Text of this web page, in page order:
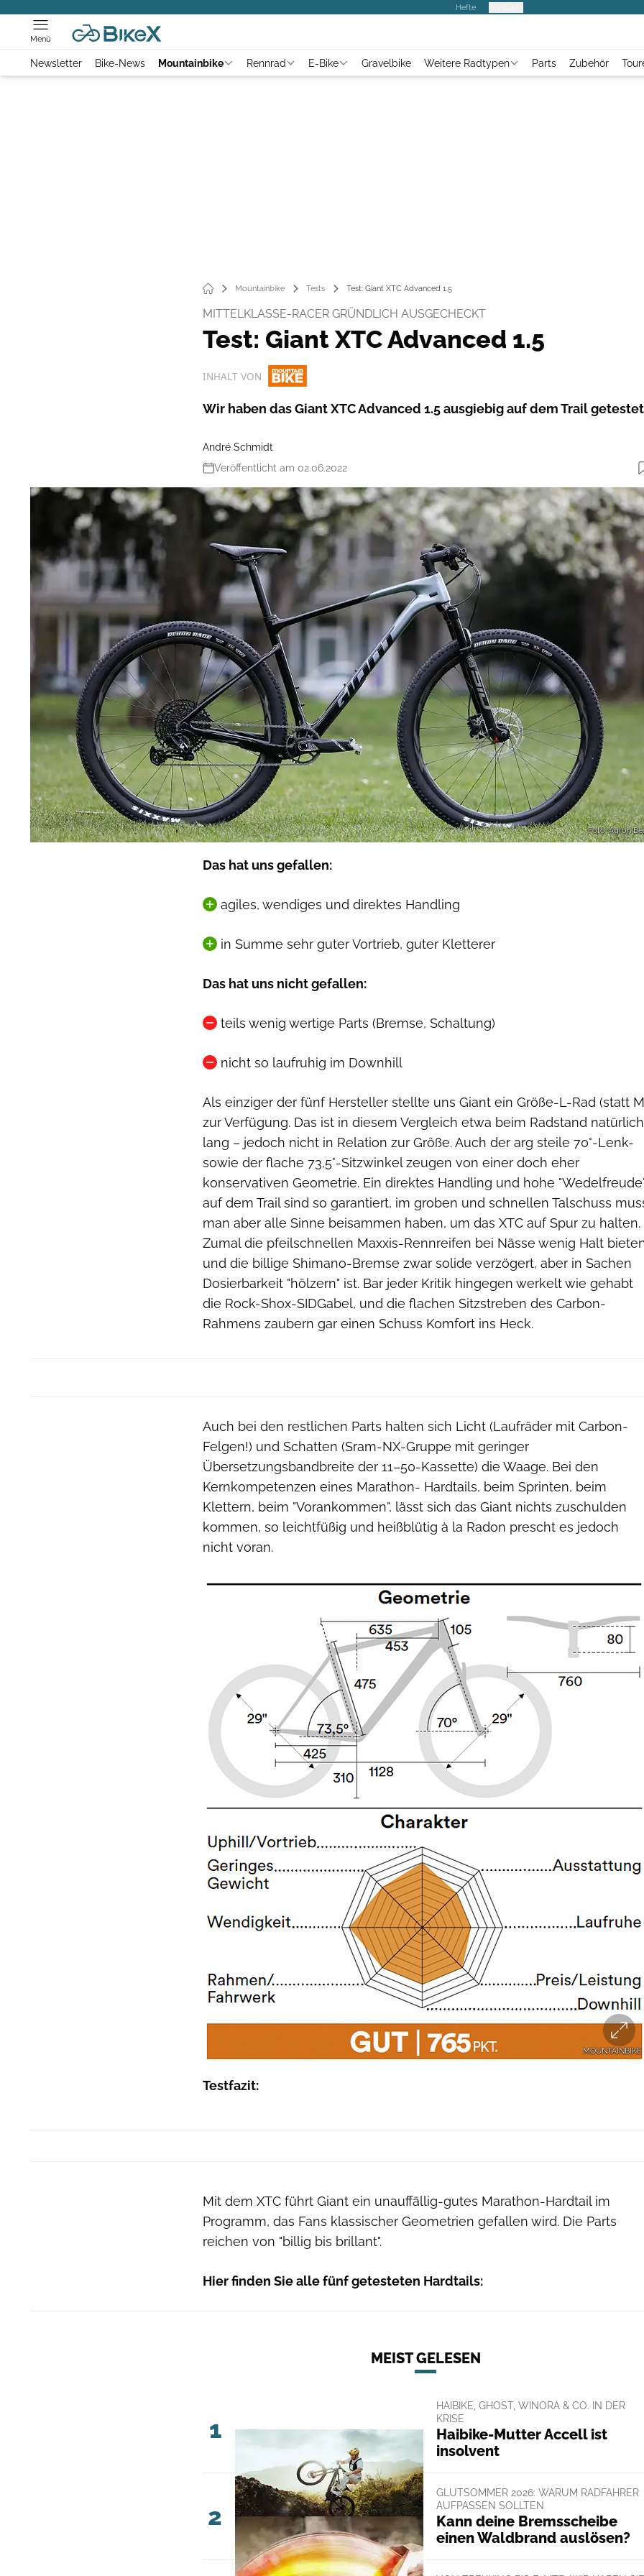
Hefte
Menü
Newsletter Bike-News Mountainbike Rennrad E-Bike Gravelbike Weitere Radtypen Parts Zubehör
Mountainbike Tests Test: Giant XTC Advanced 1.5
MITTELKLASSE-RACER GRÜNDLICH AUSGECHECKT
Test: Giant XTC Advanced 1.5
INHALT VON
Wir haben das Giant XTC Advanced 1.5 ausgiebig auf dem Trail
André Schmidt
Veröffentlicht am 02.06.2022
Foto: Agron
Das hat uns gefallen:
agiles, wendiges und direktes Handling
in Summe sehr guter Vortrieb, guter Kletterer
Das hat uns nicht gefallen:
teils wenig wertige Parts (Bremse, Schaltung)
nicht so laufruhig im Downhill
Als einziger der fünf Hersteller stellte uns Giant ein Größe-L-Rad (statt
zur Verfügung. Das ist in diesem Vergleich etwa beim Radstand natürlich
lang – jedoch nicht in Relation zur Größe. Auch der arg steile 70°-Lenk-
sowie der flache 73,5°-Sitzwinkel zeugen von einer doch eher
konservativen Geometrie. Ein direktes Handling und hohe
auf dem Trail sind so garantiert, im groben und schnellen Talschuss
man aber alle Sinne beisammen haben, um das XTC auf Spur zu halten.
Zumal die pfeilschnellen Maxxis-Rennreifen bei Nässe wenig Halt
und die billige Shimano-Bremse zwar solide verzögert, aber in Sachen
Dosierbarkeit "hölzern" ist. Bar jeder Kritik hingegen werkelt wie gehabt
die Rock-Shox-SIDGabel, und die flachen Sitzstreben des Carbon-
Rahmens zaubern gar einen Schuss Komfort ins Heck.
Auch bei den restlichen Parts halten sich Licht (Laufräder mit Carbon-
Felgen!) und Schatten (Sram-NX-Gruppe mit geringer
Übersetzungsbandbreite der 11–50-Kassette) die Waage. Bei den
Kernkompetenzen eines Marathon- Hardtails, beim Sprinten, beim
Klettern, beim "Vorankommen", lässt sich das Giant nichts zuschulden
kommen, so leichtfüßig und heißblütig à la Radon prescht es jedoch
nicht voran.
MOUNTAINBIKE
Testfazit:
Mit dem XTC führt Giant ein unauffällig-gutes Marathon-Hardtail im
Programm, das Fans klassischer Geometrien gefallen wird. Die Parts
reichen von "billig bis brillant".
Hier finden Sie alle fünf getesteten Hardtails:
MEIST GELESEN
1
HAIBIKE, GHOST, WINORA & CO. IN DER
KRISE
Haibike-Mutter Accell ist
insolvent
2
GLUTSOMMER 2026: WARUM RADFAHRER
AUFPASSEN SOLLTEN
Kann deine Bremsscheibe
einen Waldbrand auslösen?